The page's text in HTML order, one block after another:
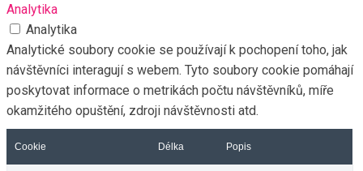
Analytika
Analytika
Analytické soubory cookie se používají k pochopení toho, jak
návštěvníci interagují s webem. Tyto soubory cookie pomáhají
poskytovat informace o metrikách počtu návštěvníků, míře
okamžitého opuštění, zdroji návštěvnosti atd.
Cookie Délka Popis